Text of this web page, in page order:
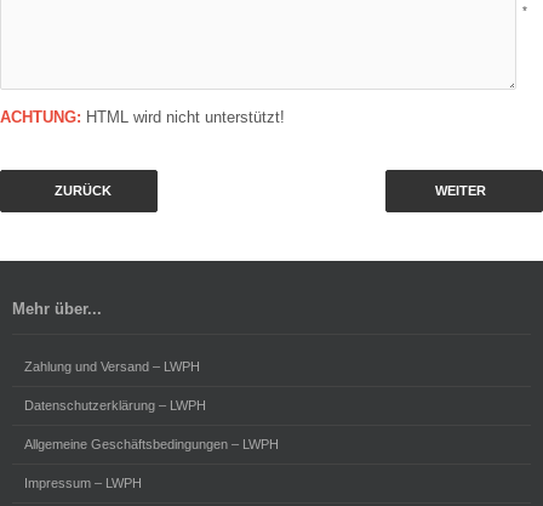
*
ACHTUNG: HTML wird nicht unterstützt!
ZURÜCK WEITER
Mehr über...
Zahlung und Versand – LWPH
Datenschutzerklärung – LWPH
Allgemeine Geschäftsbedingungen – LWPH
Impressum – LWPH